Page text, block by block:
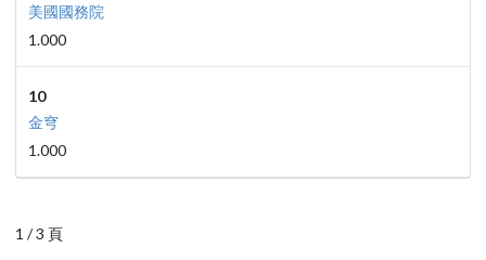
美國國務院
1.000
10
金穹
1.000
1 / 3 頁